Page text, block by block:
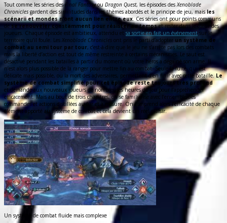
Tout comme les séries desFinal Fantasyou Dragon Quest, les épisodes desXenoblade
Chronicles gardent des similitudes dans les thèmes abordés et le principe de jeu, maisles
scénarii et mondes n’ont aucun lien entre eux. Ces séries ont pour points communs
dese renouveler constamment pour résister au tempset rester dans le cœur des
joueurs. Chaque épisode est ambitieux, attendu et sa sortie en fait un événement sur le
territoire qu’il foule. Les Xenoblade Chronicles ont pris le parti d’adopter un système de
combat au semi tour par tour, c’est-à-dire que le jeu ne s’arrête pas lors des combats
mais la liberté d’action est tout de même restreinte à certains mécanismes. Le saut est
désactivé pendant les batailles à partir du moment où votre héros a dégainé son arme. Il
n’est alors plus possible de la ranger pour mettre fin au combat. Seule la fuite, qui est
délicate mais possible, ou la mort des adversaires, permettent d’en finir avec cette bataille.Le
système de combat simplifié pour cet épisode reste toujours très profond
et demande aux nouveaux joueurs de nombreuses heures de jeu pour l’appréhender
efficacement. Mais au bout de trois chapitres, on se familiarise avec l’ensemble des
commandes et actions distillées au fur et à mesure. On comprend alors l’efficacité de chaque
élément apporté au système de combat et cela devient un réel plaisir.
Un système de combat fluide mais complexe